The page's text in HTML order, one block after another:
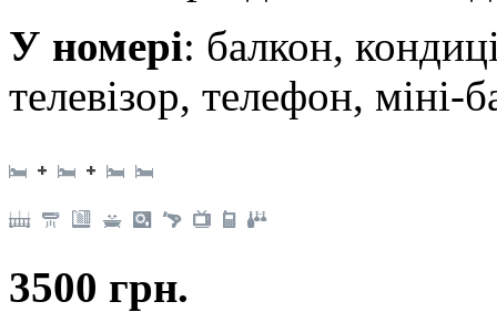
У номері: балкон,
телевізор, телефон, міні-
3500 грн.